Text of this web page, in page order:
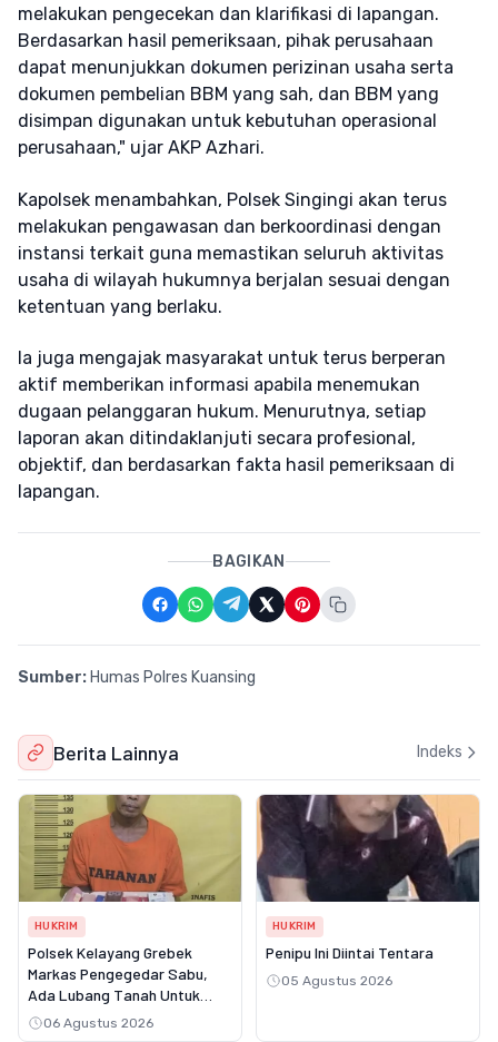
melakukan pengecekan dan klarifikasi di lapangan.
Berdasarkan hasil pemeriksaan, pihak perusahaan
dapat menunjukkan dokumen perizinan usaha serta
dokumen pembelian BBM yang sah, dan BBM yang
disimpan digunakan untuk kebutuhan operasional
perusahaan," ujar AKP Azhari.
Kapolsek menambahkan, Polsek Singingi akan terus
melakukan pengawasan dan berkoordinasi dengan
instansi terkait guna memastikan seluruh aktivitas
usaha di wilayah hukumnya berjalan sesuai dengan
ketentuan yang berlaku.
Ia juga mengajak masyarakat untuk terus berperan
aktif memberikan informasi apabila menemukan
dugaan pelanggaran hukum. Menurutnya, setiap
laporan akan ditindaklanjuti secara profesional,
objektif, dan berdasarkan fakta hasil pemeriksaan di
lapangan.
BAGIKAN
Sumber: Humas Polres Kuansing
Berita Lainnya Indeks
HUKRIM
Polsek Kelayang Grebek
Markas Pengegedar Sabu,
Ada Lubang Tanah Untuk
Menyimpan Barang Bukti
06 Agustus 2026
HUKRIM
Penipu Ini Diintai Tentara
05 Agustus 2026